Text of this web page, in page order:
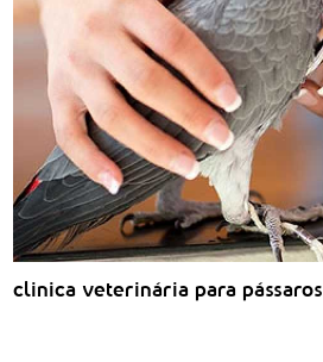
clinica veterinária para pássaros